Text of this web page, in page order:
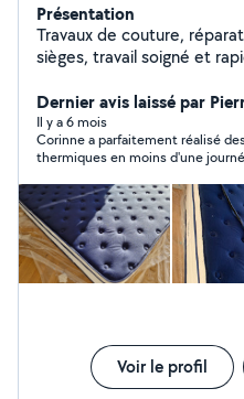
Présentation
Travaux de couture,
sièges, travail soigné et rapide Coaching
examens oraux Cours
préparation à l'examen
Dernier avis laissé par
Il y a 6 mois
Corinne a parfaitement réalisé
thermiques en moins d'une journée. Elle s'est déplacée
sympathique, d'une extrême
qualité. Merci. Je recommande
Voir le profil